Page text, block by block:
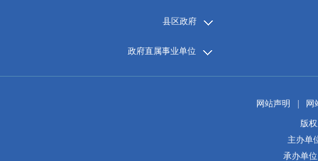
县区政府
政府直属事业单位
网站声明 |
网
版
主办单
承办单